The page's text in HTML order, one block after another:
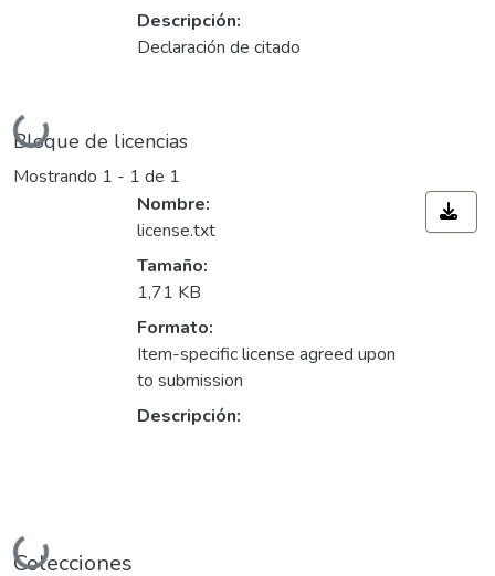
Cargando...
Descripción:
Declaración de citado
Bloque de licencias
Mostrando 1 - 1 de 1
Nombre:
license.txt
Tamaño:
1,71 KB
Formato:
Item-specific license agreed upon
to submission
Descripción:
Colecciones